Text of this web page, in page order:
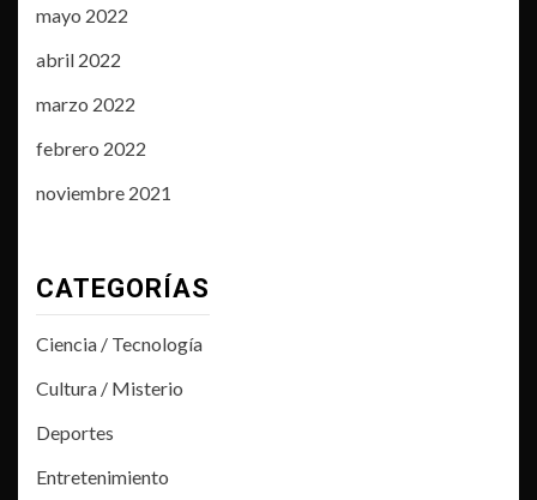
mayo 2022
abril 2022
marzo 2022
febrero 2022
noviembre 2021
CATEGORÍAS
Ciencia / Tecnología
Cultura / Misterio
Deportes
Entretenimiento